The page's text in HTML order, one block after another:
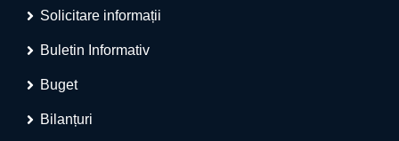
Solicitare informații
Buletin Informativ
Buget
Bilanțuri